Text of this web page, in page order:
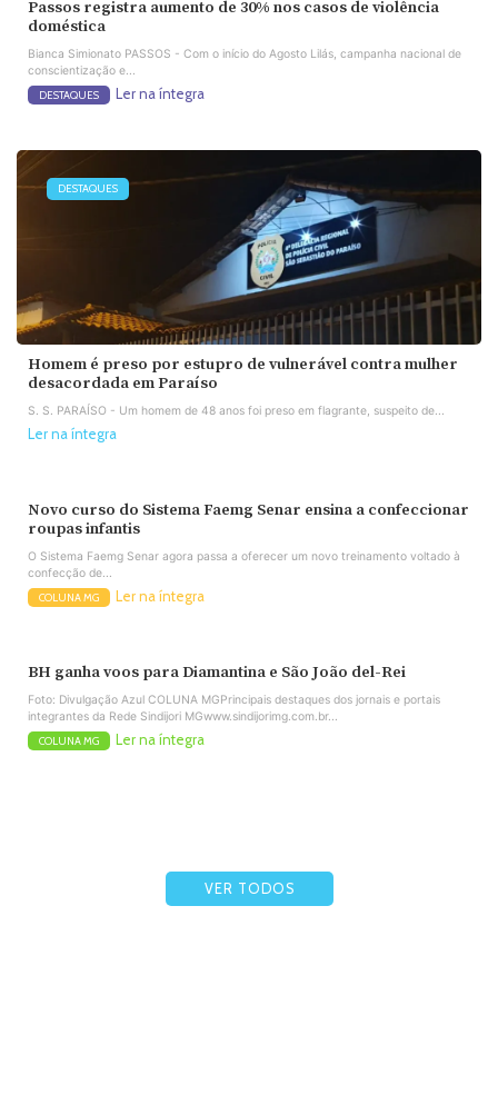
Passos registra aumento de 30% nos casos de violência
doméstica
Bianca Simionato PASSOS - Com o início do Agosto Lilás, campanha nacional de
conscientização e...
DESTAQUES Ler na íntegra
DESTAQUES
Homem é preso por estupro de vulnerável contra mulher
desacordada em Paraíso
S. S. PARAÍSO - Um homem de 48 anos foi preso em flagrante, suspeito de...
Ler na íntegra
Novo curso do Sistema Faemg Senar ensina a confeccionar
roupas infantis
O Sistema Faemg Senar agora passa a oferecer um novo treinamento voltado à
confecção de...
COLUNA MG Ler na íntegra
BH ganha voos para Diamantina e São João del-Rei
Foto: Divulgação Azul COLUNA MGPrincipais destaques dos jornais e portais
integrantes da Rede Sindijori MGwww.sindijorimg.com.br...
COLUNA MG Ler na íntegra
VER TODOS